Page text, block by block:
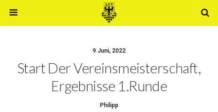
9 Juni, 2022
Start Der Vereinsmeisterschaft,
Ergebnisse 1.Runde
Philipp